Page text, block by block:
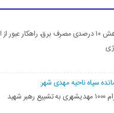
کاهش ۱۰ درصدی مصرف برق، راهکار عبور
سپاه ناحیه مهدی شهر:
رهبر شهید